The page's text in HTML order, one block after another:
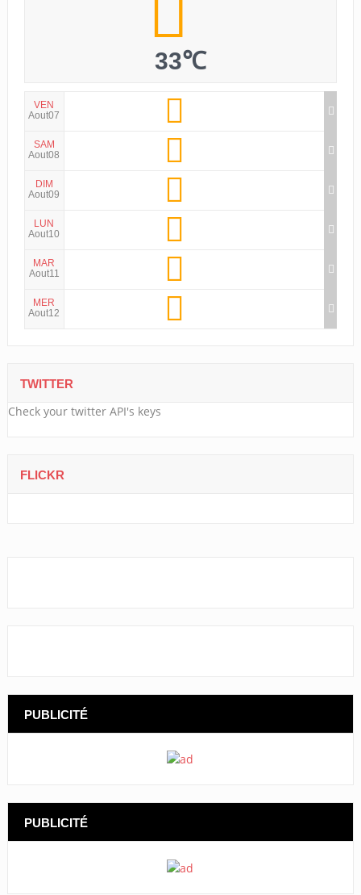
33℃
VEN
Aout07
SAM
Aout08
DIM
Aout09
LUN
Aout10
MAR
Aout11
MER
Aout12
TWITTER
Check your twitter API's keys
FLICKR
PUBLICITÉ
PUBLICITÉ